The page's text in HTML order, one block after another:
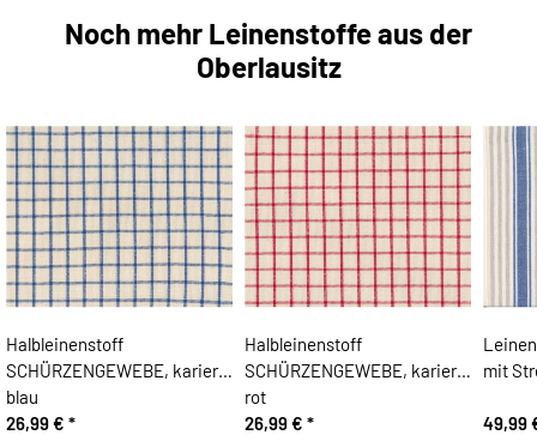
Noch mehr Leinenstoffe aus der
Oberlausitz
Halbleinenstoff
SCHÜRZENGEWEBE, kariert,
blau
26,99 € *
Halbleinenstoff
SCHÜRZENGEWEBE, kariert,
rot
26,99 € *
mit
49,99